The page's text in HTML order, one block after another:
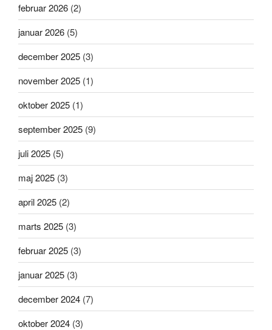
februar 2026 (2)
januar 2026 (5)
december 2025 (3)
november 2025 (1)
oktober 2025 (1)
september 2025 (9)
juli 2025 (5)
maj 2025 (3)
april 2025 (2)
marts 2025 (3)
februar 2025 (3)
januar 2025 (3)
december 2024 (7)
oktober 2024 (3)